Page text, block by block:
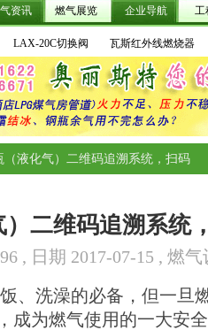
资讯 燃气展览 企业导航 工
JL268便携式检测仪 G16煤气表
LAX-20C切换阀
瓦斯红外线燃烧器
液化气）二维码追溯系统，扫码
二维码追溯系统
, 日期 2017-07-15 , 燃
、洗澡的必备，但一旦
成为燃气使用的一大安